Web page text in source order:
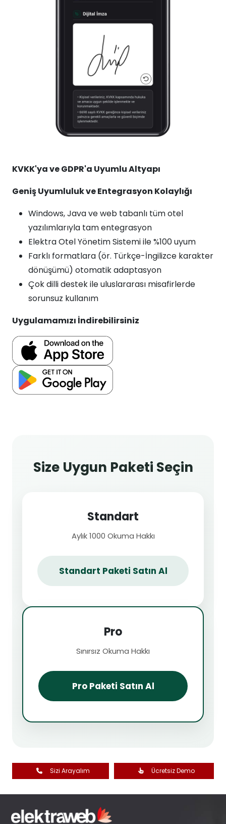
KVKK'ya ve GDPR'a Uyumlu Altyapı
Geniş Uyumluluk ve Entegrasyon Kolaylığı
Windows, Java ve web tabanlı tüm otel
yazılımlarıyla tam entegrasyon
Elektra Otel Yönetim Sistemi ile %100 uyum
Farklı formatlara (ör. Türkçe-İngilizce karakter
dönüşümü) otomatik adaptasyon
Çok dilli destek ile uluslararası misafirlerde
sorunsuz kullanım
Uygulamamızı İndirebilirsiniz
Size Uygun Paketi Seçin
Standart
Aylık 1000 Okuma Hakkı
Standart Paketi Satın Al
Pro
Sınırsız Okuma Hakkı
Pro Paketi Satın Al
Sizi Arayalım Ücretsiz Demo